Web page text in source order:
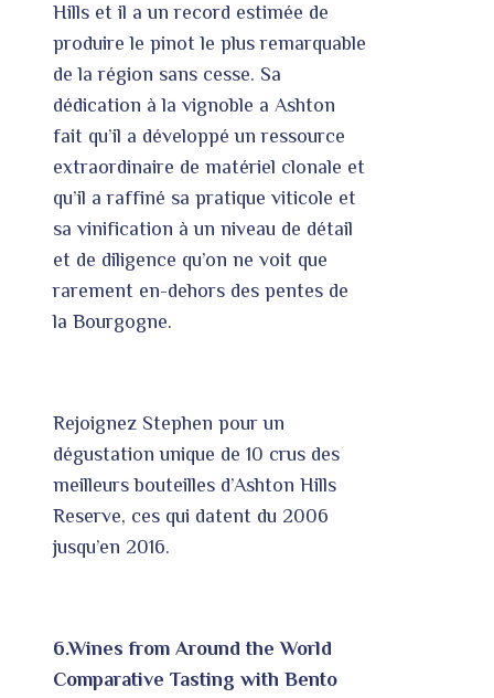
Hills et il a un record estimée de
produire le pinot le plus remarquable
de la région sans cesse. Sa
dédication à la vignoble a Ashton
fait qu’il a développé un ressource
extraordinaire de matériel clonale et
qu’il a raffiné sa pratique viticole et
sa vinification à un niveau de détail
et de diligence qu’on ne voit que
rarement en-dehors des pentes de
la Bourgogne.
Rejoignez Stephen pour un
dégustation unique de 10 crus des
meilleurs bouteilles d’Ashton Hills
Reserve, ces qui datent du 2006
jusqu’en 2016.
6.Wines from Around the World
Comparative Tasting with Bento